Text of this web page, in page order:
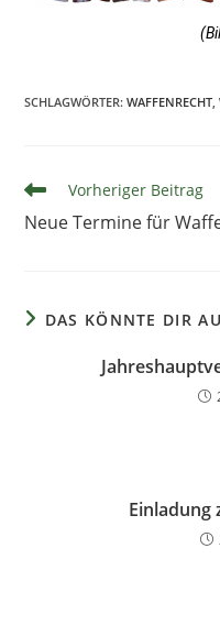
SCHLAGWÖRTER:WAFFENRECHT
Vorheriger Beitrag
Neue Termine für
DAS KÖNNTE DIR
Einladung